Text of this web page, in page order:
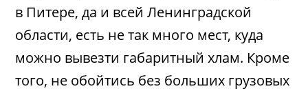
в Питере, да и всей Ленинградской
области, есть не так много мест, куда
можно вывезти габаритный хлам. Кроме
того, не обойтись без больших грузовых